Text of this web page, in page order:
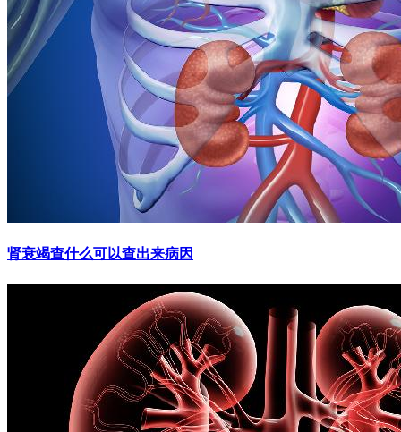
肾衰竭查什么可以查出来病因